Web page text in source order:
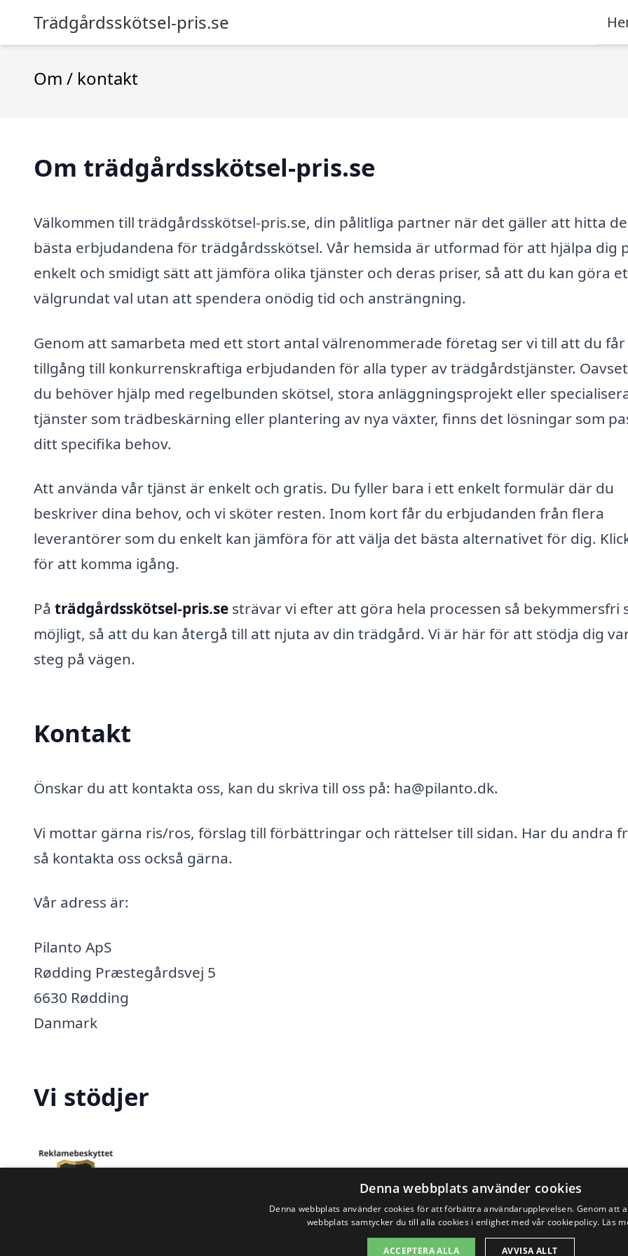
Trädgårdsskötsel-pris.se
Om / kontakt
Om trädgårdsskötsel-pris.se
Välkommen till trädgårdsskötsel-pris.se, din pålitliga partner när det gäller att hitta de
bästa erbjudandena för trädgårdsskötsel. Vår hemsida är utformad för att hjälpa dig
enkelt och smidigt sätt att jämföra olika tjänster och deras priser, så att du kan göra
välgrundat val utan att spendera onödig tid och ansträngning.
Genom att samarbeta med ett stort antal välrenommerade företag ser vi till att du får
tillgång till konkurrenskraftiga erbjudanden för alla typer av trädgårdstjänster.
du behöver hjälp med regelbunden skötsel, stora anläggningsprojekt eller
tjänster som trädbeskärning eller plantering av nya växter, finns det lösningar som
ditt specifika behov.
Att använda vår tjänst är enkelt och gratis. Du fyller bara i ett enkelt formulär där du
beskriver dina behov, och vi sköter resten. Inom kort får du erbjudanden från flera
leverantörer som du enkelt kan jämföra för att välja det bästa alternativet för dig.
för att komma igång.
På trädgårdsskötsel-pris.se strävar vi efter att göra hela processen så bekymmersfri
möjligt, så att du kan återgå till att njuta av din trädgård. Vi är här för att stödja dig
steg på vägen.
Kontakt
Önskar du att kontakta oss, kan du skriva till oss på: ha@pilanto.dk.
Vi mottar gärna ris/ros, förslag till förbättringar och rättelser till sidan. Har du andra
så kontakta oss också gärna.
Vår adress är:
Pilanto ApS
Rødding Præstegårdsvej 5
6630 Rødding
Danmark
Vi stödjer
Denna webbplats använder cookies
Denna webbplats använder cookies för att förbättra användarupplevelsen. Genom att
webbplats samtycker du till alla cookies i enlighet med vår cookiepolicy. Läs
ACCEPTERA ALLA AVVISA ALLT